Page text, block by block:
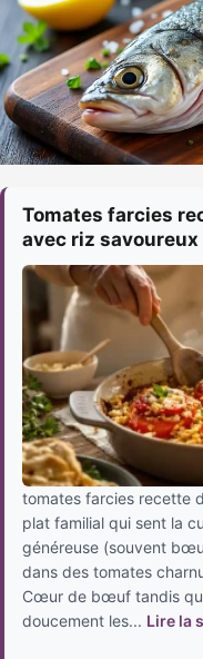
Tomates farcies
avec riz savoureux
tomates farcies recette
plat familial qui sent la
généreuse (souvent
dans des tomates
Cœur de bœuf tandis
doucement les... Lire la